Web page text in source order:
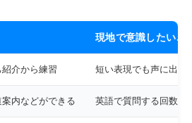
現地で意識したいこ
介から練習 短い表現でも声に出す
内などができる 英語で質問する回数を